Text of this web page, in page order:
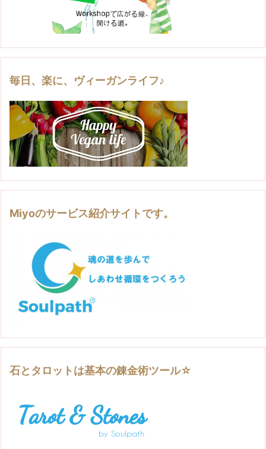
毎日、楽に、ヴィーガンライフ♪
Miyoのサービス紹介サイトです。
石とタロットは基本の錬金術ツール☆